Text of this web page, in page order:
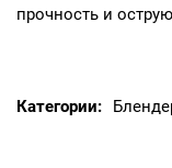
прочность и
Категории: